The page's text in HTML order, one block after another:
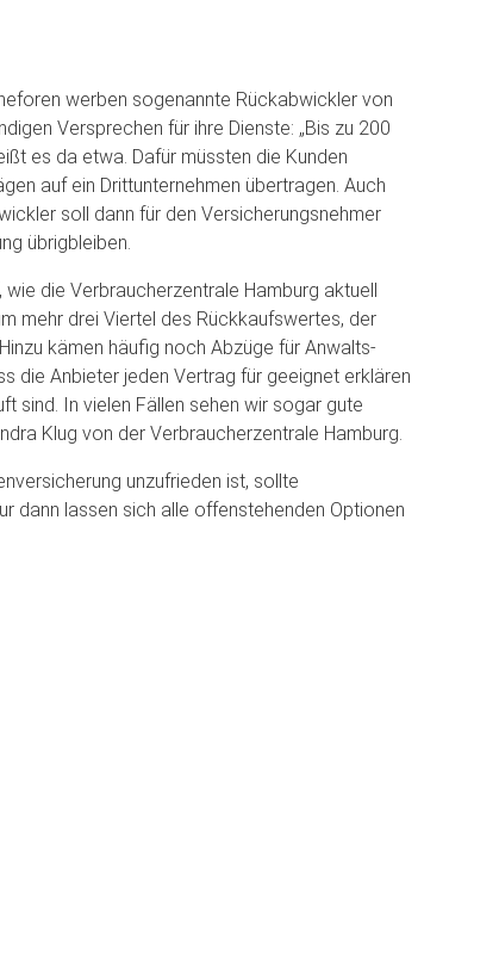
werben sogenannte Rückabwickler von
Versprechen für ihre Dienste: „Bis zu 200
es da etwa. Dafür müssten die Kunden
auf ein Drittunternehmen übertragen. Auch
soll dann für den Versicherungsnehmer
übrigbleiben.
die Verbraucherzentrale Hamburg aktuell
mehr drei Viertel des Rückkaufswertes, der
kämen häufig noch Abzüge für Anwalts-
die Anbieter jeden Vertrag für geeignet erklären
sind. In vielen Fällen sehen wir sogar gute
Klug von der Verbraucherzentrale Hamburg.
unzufrieden ist, sollte
dann lassen sich alle offenstehenden Optionen